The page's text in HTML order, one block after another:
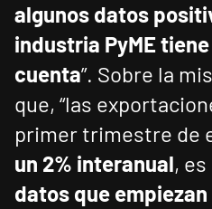
algunos datos
industria PyME
cuenta”. Sobre la
que, “las
primer trimestre de
un 2% interanual,
datos que